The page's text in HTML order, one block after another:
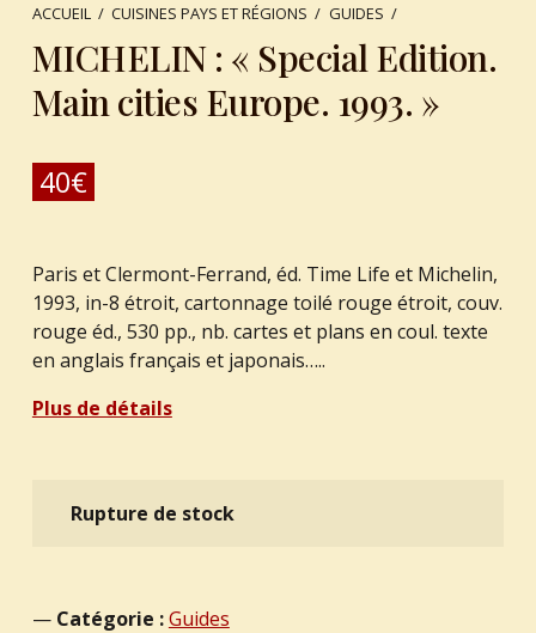
ACCUEIL / CUISINES PAYS ET RÉGIONS / GUIDES /
MICHELIN : « Special Edition.
Main cities Europe. 1993. »
40€
Paris et Clermont-Ferrand, éd. Time Life et Michelin,
1993, in-8 étroit, cartonnage toilé rouge étroit, couv.
rouge éd., 530 pp., nb. cartes et plans en coul. texte
en anglais français et japonais…..
Plus de détails
Rupture de stock
Catégorie :Guides